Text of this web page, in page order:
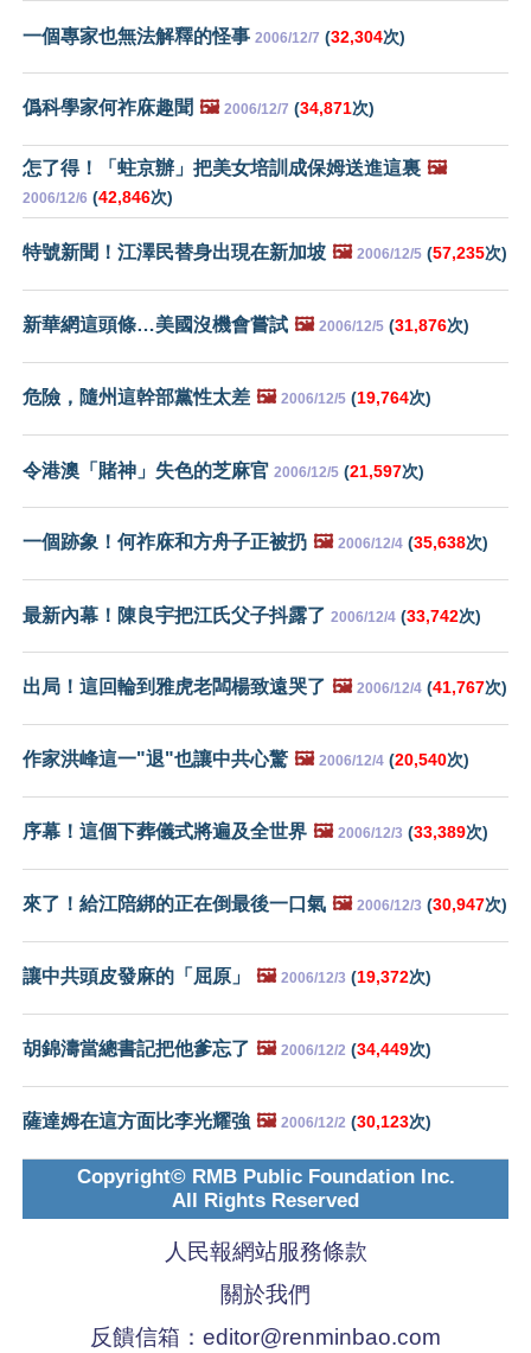
一個專家也無法解釋的怪事 2006/12/7 (32,304次)
僞科學家何祚庥趣聞 🖼️ 2006/12/7 (34,871次)
怎了得！「蛀京辦」把美女培訓成保姆送進這裏 🖼️
2006/12/6 (42,846次)
特號新聞！江澤民替身出現在新加坡 🖼️ 2006/12/5 (57,235次)
新華網這頭條…美國沒機會嘗試 🖼️ 2006/12/5 (31,876次)
危險，隨州這幹部黨性太差 🖼️ 2006/12/5 (19,764次)
令港澳「賭神」失色的芝麻官 2006/12/5 (21,597次)
一個跡象！何祚庥和方舟子正被扔 🖼️ 2006/12/4 (35,638次)
最新內幕！陳良宇把江氏父子抖露了 2006/12/4 (33,742次)
出局！這回輪到雅虎老闆楊致遠哭了 🖼️ 2006/12/4 (41,767次)
作家洪峰這一"退"也讓中共心驚 🖼️ 2006/12/4 (20,540次)
序幕！這個下葬儀式將遍及全世界 🖼️ 2006/12/3 (33,389次)
來了！給江陪綁的正在倒最後一口氣 🖼️ 2006/12/3 (30,947次)
讓中共頭皮發麻的「屈原」 🖼️ 2006/12/3 (19,372次)
胡錦濤當總書記把他爹忘了 🖼️ 2006/12/2 (34,449次)
薩達姆在這方面比李光耀強 🖼️ 2006/12/2 (30,123次)
Copyright© RMB Public Foundation Inc.
All Rights Reserved
人民報網站服務條款
關於我們
反饋信箱： editor@renminbao.com